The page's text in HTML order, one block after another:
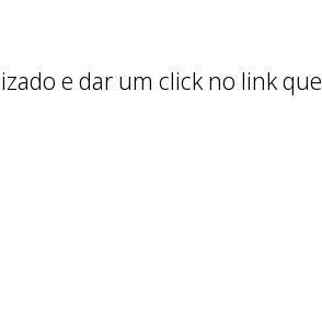
e dar um click no link que